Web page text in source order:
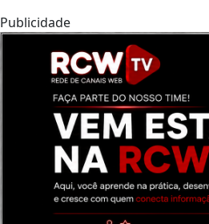
Publicidade